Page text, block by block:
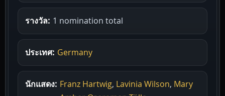
รางวัล: 1 nomination total
ประเทศ: Germany
นักแสดง: Franz Hartwig, Lavinia Wilson, Mary